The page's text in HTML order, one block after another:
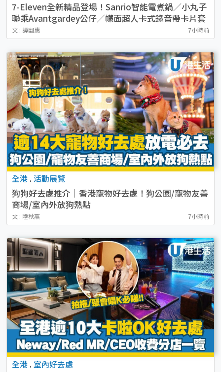
7-Eleven全新精品登場！Sanrio智能電煮鍋／小丸子
聯乘Avantgardey公仔／幪面超人卡式錄音帶卡片套
／貓山王榴槤冰皮 附開售詳情
文 : 譚幽惠 7小時前
全港 . 活動展覽
狗狗好去處推介｜香港寵物好去處！狗公園/寵物友善
商場/室內外放狗熱點
文 : 陸秋燕 7小時前
全港 . 室內好去處